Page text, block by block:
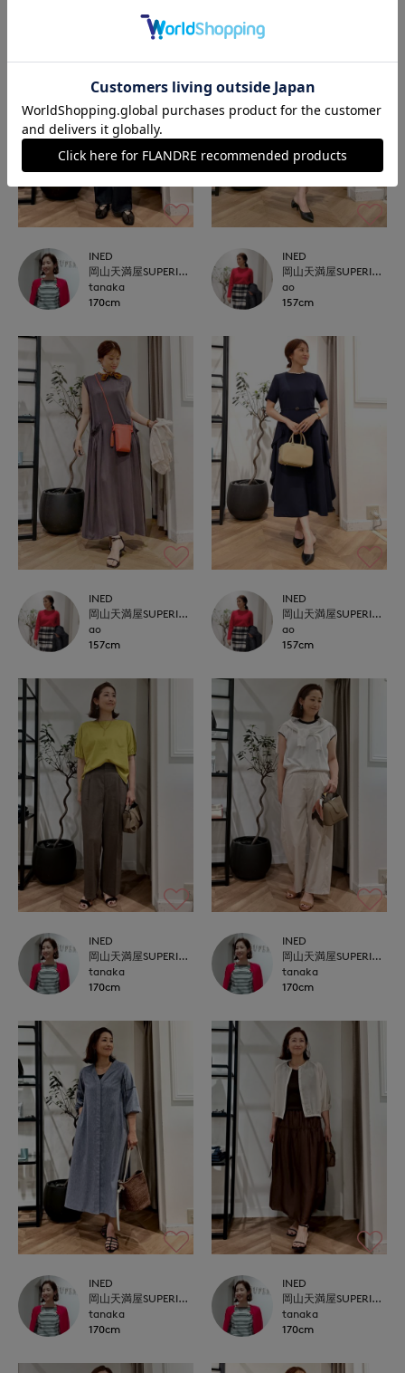
INED
岡山天満屋SUPERIORCLOSET
tanaka
170cm
INED
岡山天満屋SUPERIORCLOSET
ao
157cm
INED
岡山天満屋SUPERIORCLOSET
ao
157cm
INED
岡山天満屋SUPERIORCLOSET
ao
157cm
INED
岡山天満屋SUPERIORCLOSET
tanaka
170cm
INED
岡山天満屋SUPERIORCLOSET
tanaka
170cm
INED
岡山天満屋SUPERIORCLOSET
tanaka
170cm
INED
岡山天満屋SUPERIORCLOSET
tanaka
170cm